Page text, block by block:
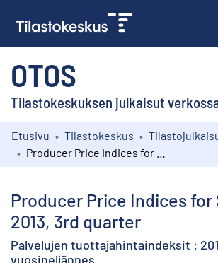
OTOS
Tilastokeskuksen julkaisut
Kokoelmat
Etusivu Tilastokeskus
Producer Price Indices for
2013, 3rd quarter
Palvelujen tuottajahintaindeksit :
vuosineljännes